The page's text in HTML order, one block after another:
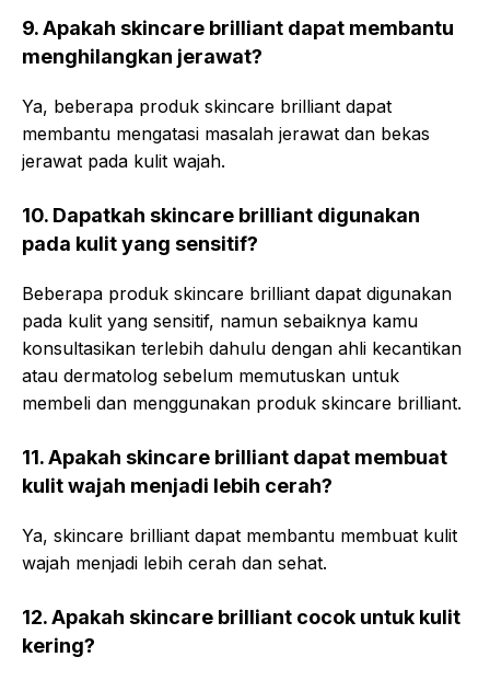
9. Apakah skincare brilliant dapat membantu
menghilangkan jerawat?
Ya, beberapa produk skincare brilliant dapat
membantu mengatasi masalah jerawat dan bekas
jerawat pada kulit wajah.
10. Dapatkah skincare brilliant digunakan
pada kulit yang sensitif?
Beberapa produk skincare brilliant dapat digunakan
pada kulit yang sensitif, namun sebaiknya kamu
konsultasikan terlebih dahulu dengan ahli kecantikan
atau dermatolog sebelum memutuskan untuk
membeli dan menggunakan produk skincare brilliant.
11. Apakah skincare brilliant dapat membuat
kulit wajah menjadi lebih cerah?
Ya, skincare brilliant dapat membantu membuat kulit
wajah menjadi lebih cerah dan sehat.
12. Apakah skincare brilliant cocok untuk kulit
kering?